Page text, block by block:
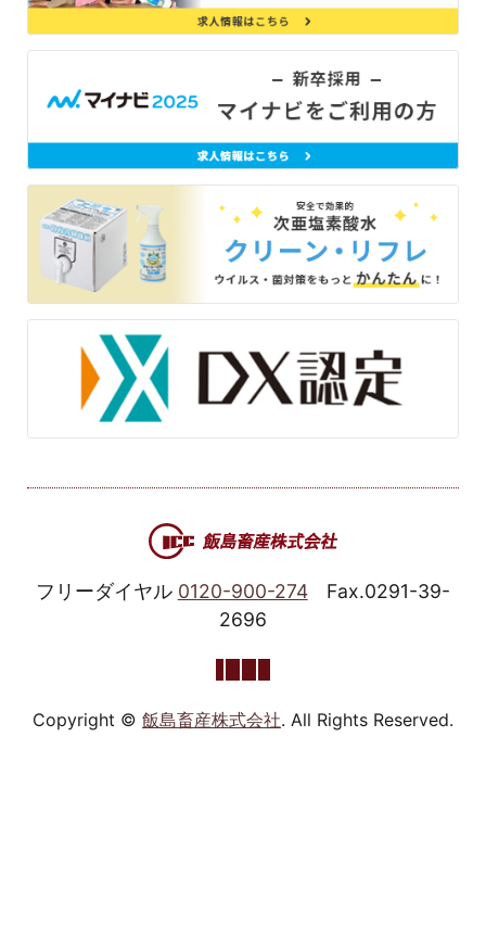
フリーダイヤル 0120-900-274
Fax.0291-39-
2696
Copyright © 飯島畜産株式会社. All Rights Reserved.